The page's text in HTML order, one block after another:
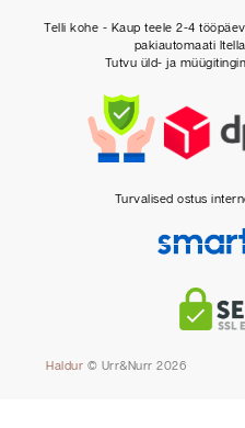
Telli kohe - Kaup teele 2-4
pakiautomaati
Tutvu üld- ja
Turvalised ostus
Haldur © Urr&Nurr 2026